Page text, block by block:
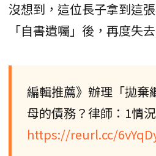
沒想到，這位長子拿到這
「自書遺囑」後，再度失
編輯推薦》辦理「拋棄
母的債務？律師：1情
https://reurl.cc/